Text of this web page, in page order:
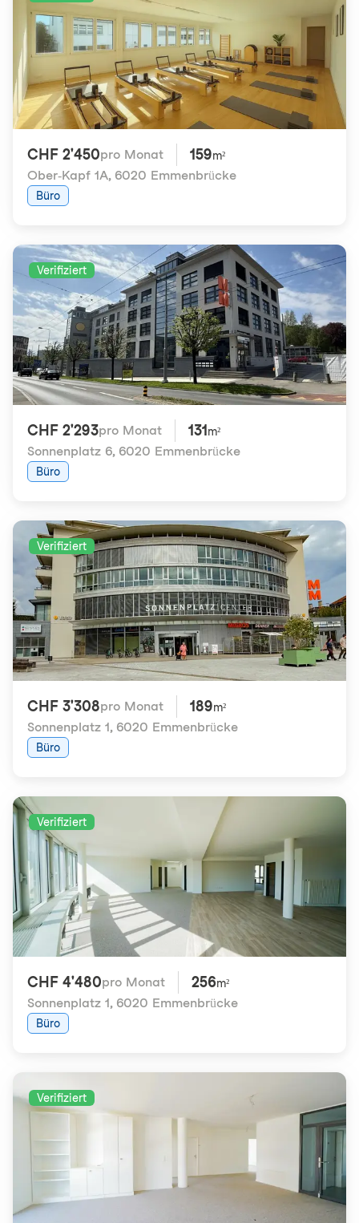
CHF 2'450pro Monat 159m²
Ober-Kapf 1A, 6020 Emmenbrücke
Büro
Verifiziert
CHF 2'293pro Monat 131 m²
Sonnenplatz 6, 6020 Emmenbrücke
Büro
Verifiziert
CHF 3'308pro Monat 189m²
Sonnenplatz 1, 6020 Emmenbrücke
Büro
Verifiziert
CHF 4'480pro Monat 256m²
Sonnenplatz 1, 6020 Emmenbrücke
Büro
Verifiziert